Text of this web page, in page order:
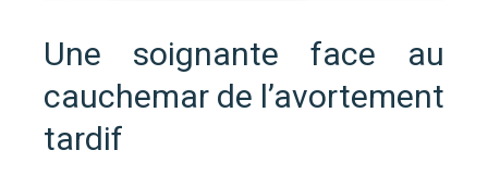
Une soignante face au
cauchemar de l’avortement
tardif